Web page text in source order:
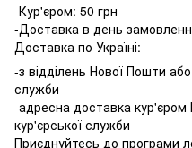
-Кур'єром: 50 грн
-Доставка в день
Доставка по Україні:
-з відділень Нової Пошти
служби
-адресна доставка
кур'єрської служби
Приєднуйтесь до програми